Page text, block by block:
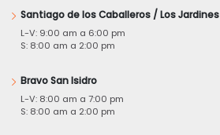
Santiago de los Caballeros / Los Jardines
L-V: 9:00 am a 6:00 pm
S: 8:00 am a 2:00 pm
Bravo San Isidro
L-V: 8:00 am a 7:00 pm
S: 8:00 am a 2:00 pm